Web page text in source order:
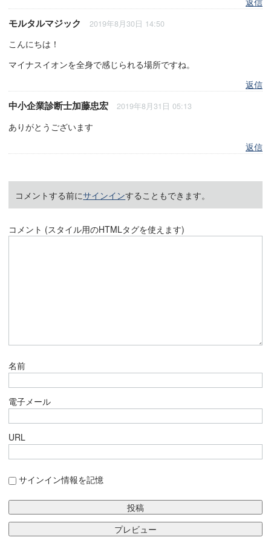
モルタルマジック 2019年8月30日 14:50
こんにちは！
マイナスイオンを全身で感じられる場所ですね。
返信
中小企業診断士加藤忠宏 2019年8月31日 05:13
ありがとうございます
返信
コメントする前にサインインすることもできます。
コメント (スタイル用のHTMLタグを使えます)
名前
電子メール
URL
サインイン情報を記憶